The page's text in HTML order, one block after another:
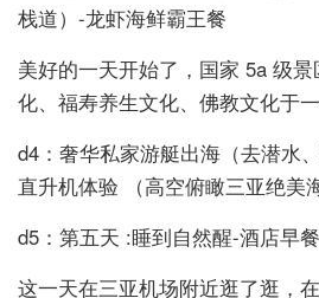
栈道）-龙虾海鲜霸王餐
美好的一天开始了，国家 5a 级
化、福寿养生文化、佛教文化于一
d4：奢华私家游艇出海（去潜水
直升机体验 （高空俯瞰三亚绝美
d5：第五天 :睡到自然醒-酒店早
这一天在三亚机场附近逛了逛，